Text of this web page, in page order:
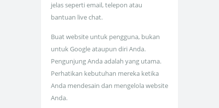
jelas seperti email, telepon atau
bantuan live chat.
Buat website untuk pengguna, bukan
untuk Google ataupun diri Anda.
Pengunjung Anda adalah yang utama.
Perhatikan kebutuhan mereka ketika
Anda mendesain dan mengelola website
Anda.